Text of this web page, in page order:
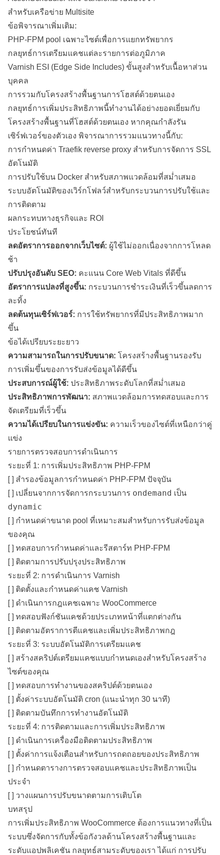
สำหรับเครือข่าย Multisite
ข้อพิจารณาเพิ่มเติม:
PHP-FPM pool เฉพาะไซต์เพื่อการแยกทรัพยากร
กลยุทธ์การเตรียมแคชแต่ละรายการต่อภูมิภาค
Varnish ESI (Edge Side Includes) ขั้นสูงสำหรับเนื้อหาส่วน
บุคคล
การรวมกับโครงสร้างพื้นฐานการโฮสต์ด้วยตนเอง
กลยุทธ์การเพิ่มประสิทธิภาพนี้ทำงานได้อย่างยอดเยี่ยมกับ
โครงสร้างพื้นฐานที่โฮสต์ด้วยตนเอง หากคุณกำลังรัน
เซิร์ฟเวอร์ของตัวเอง พิจารณาการรวมแนวทางนี้กับ:
การกำหนดค่า Traefik reverse proxy สำหรับการจัดการ SSL
อัตโนมัติ
การปรับใช้บน Docker สำหรับสภาพแวดล้อมที่สม่ำเสมอ
ระบบอัตโนมัติของเวิร์กโฟลว์สำหรับกระบวนการปรับใช้และ
การติดตาม
ผลกระทบทางธุรกิจและ ROI
ประโยชน์ทันที
ลดอัตราการออกจากเว็บไซต์: ผู้ใช้ไม่ออกเนื่องจากการโหลด
ช้า
ปรับปรุงอันดับ SEO: คะแนน Core Web Vitals ที่ดีขึ้น
อัตราการแปลงที่สูงขึ้น: กระบวนการชำระเงินที่เร็วขึ้นลดการ
ละทิ้ง
ลดต้นทุนเซิร์ฟเวอร์: การใช้ทรัพยากรที่มีประสิทธิภาพมาก
ขึ้น
ข้อได้เปรียบระยะยาว
ความสามารถในการปรับขนาด: โครงสร้างพื้นฐานรองรับ
การเพิ่มขึ้นของการรับส่งข้อมูลได้ดีขึ้น
ประสบการณ์ผู้ใช้: ประสิทธิภาพระดับโลกที่สม่ำเสมอ
ประสิทธิภาพการพัฒนา: สภาพแวดล้อมการทดสอบและการ
จัดเตรียมที่เร็วขึ้น
ความได้เปรียบในการแข่งขัน: ความเร็วของไซต์ที่เหนือกว่าคู่
แข่ง
รายการตรวจสอบการดำเนินการ
ระยะที่ 1: การเพิ่มประสิทธิภาพ PHP-FPM
[ ] สำรองข้อมูลการกำหนดค่า PHP-FPM ปัจจุบัน
[ ] เปลี่ยนจากการจัดการกระบวนการ ondemand เป็น
dynamic
[ ] กำหนดค่าขนาด pool ที่เหมาะสมสำหรับการรับส่งข้อมูล
ของคุณ
[ ] ทดสอบการกำหนดค่าและรีสตาร์ท PHP-FPM
[ ] ติดตามการปรับปรุงประสิทธิภาพ
ระยะที่ 2: การดำเนินการ Varnish
[ ] ติดตั้งและกำหนดค่าแคช Varnish
[ ] ดำเนินการกฎแคชเฉพาะ WooCommerce
[ ] ทดสอบฟังก์ชันแคชด้วยประเภทหน้าที่แตกต่างกัน
[ ] ติดตามอัตราการตีแคชและเพิ่มประสิทธิภาพกฎ
ระยะที่ 3: ระบบอัตโนมัติการเตรียมแคช
[ ] สร้างสคริปต์เตรียมแคชแบบกำหนดเองสำหรับโครงสร้าง
ไซต์ของคุณ
[ ] ทดสอบการทำงานของสคริปต์ด้วยตนเอง
[ ] ตั้งค่าระบบอัตโนมัติ cron (แนะนำทุก 30 นาที)
[ ] ติดตามบันทึกการทำงานอัตโนมัติ
ระยะที่ 4: การติดตามและการเพิ่มประสิทธิภาพ
[ ] ดำเนินการเครื่องมือติดตามประสิทธิภาพ
[ ] ตั้งค่าการแจ้งเตือนสำหรับการถดถอยของประสิทธิภาพ
[ ] กำหนดตารางการตรวจสอบแคชและประสิทธิภาพเป็น
ประจำ
[ ] วางแผนการปรับขนาดตามการเติบโต
บทสรุป
การเพิ่มประสิทธิภาพ WooCommerce ต้องการแนวทางที่เป็น
ระบบซึ่งจัดการกับทั้งข้อกังวลด้านโครงสร้างพื้นฐานและ
ระดับแอปพลิเคชัน กลยุทธ์สามระดับของเรา ได้แก่ การปรับ